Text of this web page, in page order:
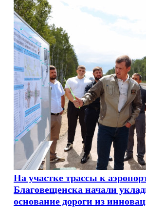
На участке трассы к
Благовещенска начали
основание дороги из